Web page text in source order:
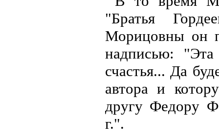
"Братья
Морицовны он
надписью:
счастья... Да
автора и
другу Федору
г.".